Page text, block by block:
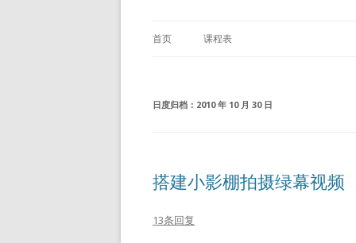
首页 课程表
日度归档： 2010 年 10 月 30 日
搭建小影棚拍摄绿幕视频
13条回复